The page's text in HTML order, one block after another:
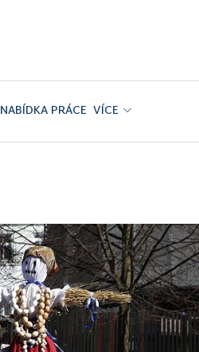
NABÍDKA PRÁCE VÍCE